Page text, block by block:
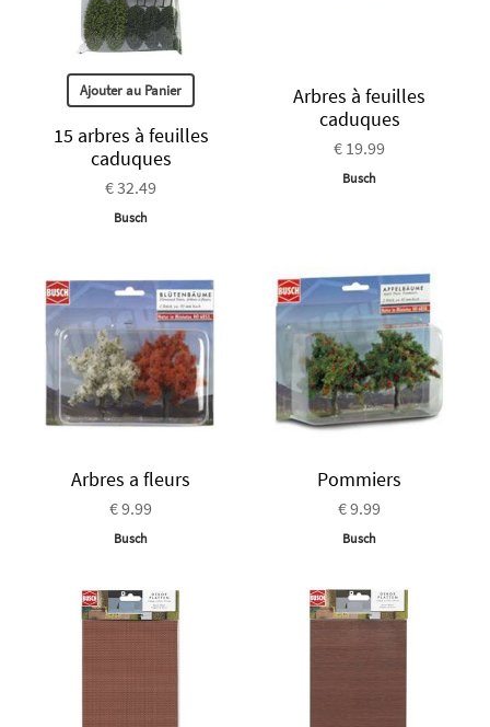
Ajouter au Panier
15 arbres à feuilles
caduques
€ 32.49
Busch
Arbres à feuilles
caduques
€ 19.99
Busch
Arbres a fleurs
€ 9.99
Busch
Pommiers
€ 9.99
Busch